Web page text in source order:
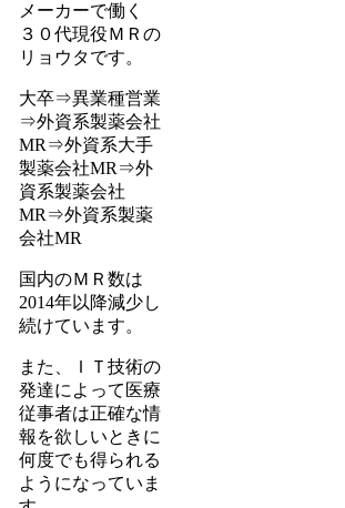
メーカーで働く
３０代現役ＭＲの
リョウタです。
大卒⇒異業種営業
⇒外資系製薬会社
MR⇒外資系大手
製薬会社MR⇒外
資系製薬会社
MR⇒外資系製薬
会社MR
国内のＭＲ数は
2014年以降減少し
続けています。
また、ＩＴ技術の
発達によって医療
従事者は正確な情
報を欲しいときに
何度でも得られる
ようになっていま